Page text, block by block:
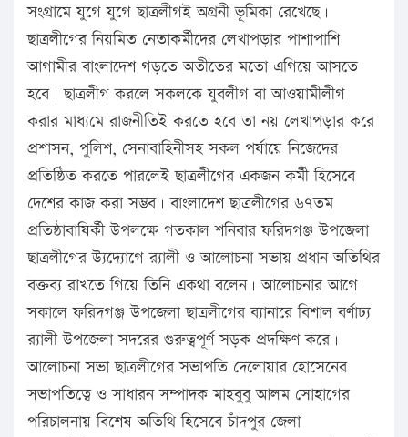
সংগ্রামে যুগে যুগে ছাত্রলীগই অগ্রনী ভূমিকা রেখেছে।
ছাত্রলীগের নিয়মিত নেতাকর্মীদের লেখাপড়ার পাশাপাশি
আগামীর বাংলাদেশ গড়তে অতীতের মতো এগিয়ে আসতে
হবে। ছাত্রলীগ করলে সকলকে যুবলীগ বা আওয়ামীলীগ
করার মাধ্যমে রাজনীতিই করতে হবে তা নয় লেখাপড়ার করে
প্রশাসন, পুলিশ, সেনাবাহিনীসহ সকল পর্যায়ে নিজেদের
প্রতিষ্ঠিত করতে পারলেই ছাত্রলীগের একজন কর্মী হিসেবে
দেশের কাজ করা সম্ভব। বাংলাদেশ ছাত্রলীগের ৬৭তম
প্রতিষ্ঠাবাষির্কী উপলক্ষে গতকাল শনিবার ফরিদগঞ্জ উপজেলা
ছাত্রলীগের উ্যদ্যোগে র‌্যালী ও আলোচনা সভায় প্রধান অতিথির
বক্তব্য রাখতে গিয়ে তিনি একথা বলেন। আলোচনার আগে
সকালে ফরিদগঞ্জ উপজেলা ছাত্রলীগের ব্যানারে বিশাল বর্ণাঢ্য
র‌্যালী উপজেলা সদরের গুরুত্বপূর্ণ সড়ক প্রদক্ষিণ করে।
আলোচনা সভা ছাত্রলীগের সভাপতি দেলোয়ার হোসেনের
সভাপতিত্বে ও সাধারন সম্পাদক মাহবুবু আলম সোহাগের
পরিচালনায় বিশেষ অতিথি হিসেবে চাঁদপুর জেলা